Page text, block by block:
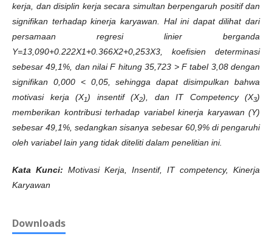
kerja, dan disiplin kerja secara simultan berpengaruh positif dan
signifikan terhadap kinerja karyawan. Hal ini dapat dilihat dari
persamaan regresi linier berganda
Y=13,090+0.222X1+0.366X2+0,253X3, koefisien determinasi
sebesar 49,1%, dan nilai F hitung 35,723 > F tabel 3,08 dengan
signifikan 0,000 < 0,05, sehingga dapat disimpulkan bahwa
motivasi kerja (X1) insentif (X2), dan IT Competency (X3)
memberikan kontribusi terhadap variabel kinerja karyawan (Y)
sebesar 49,1%, sedangkan sisanya sebesar 60,9% di pengaruhi
oleh variabel lain yang tidak diteliti dalam penelitian ini.
Kata Kunci: Motivasi Kerja, Insentif, IT competency, Kinerja
Karyawan
Downloads